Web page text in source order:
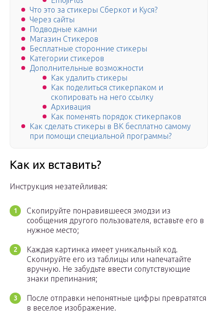
Что это за стикеры Сберкот и Куся?
Через сайты
Подводные камни
Магазин Стикеров
Бесплатные сторонние стикеры
Категории стикеров
Дополнительные возможности
Как удалить стикеры
Как поделиться стикерпаком и
скопировать на него ссылку
Архивация
Как поменять порядок стикерпаков
Как сделать стикеры в ВК бесплатно самому
при помощи специальной программы?
Как их вставить?
Инструкция незатейливая:
Скопируйте понравившееся эмодзи из
сообщения другого пользователя, вставьте его в
нужное место;
Каждая картинка имеет уникальный код.
Скопируйте его из таблицы или напечатайте
вручную. Не забудьте ввести сопутствующие
знаки препинания;
После отправки непонятные цифры превратятся
в веселое изображение.